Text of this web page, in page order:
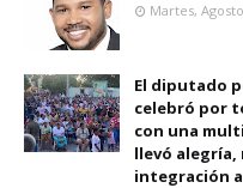
Martes,
El diputado
celebró por
con una
llevó alegría,
integración